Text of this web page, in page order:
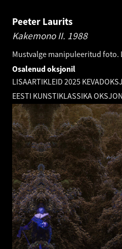
Peeter Laurits
Kakemono II. 1988
Mustvalge manipuleeritud foto.
Osalenud oksjonil
LISAARTIKLEID 2025
EESTI KUNSTIKLASSIKA